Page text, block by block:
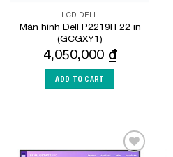
LCD DELL
Màn hình Dell P2219H 22 in
(GCGXY1)
4,050,000 ₫
ADD TO CART